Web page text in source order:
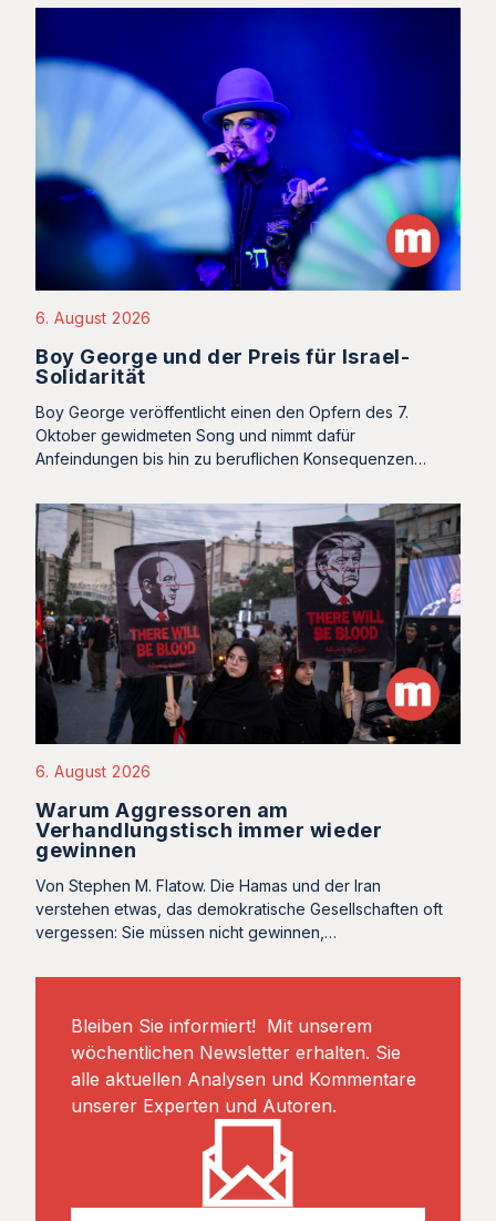
6. August 2026
Boy George und der Preis für Israel-
Solidarität
Boy George veröffentlicht einen den Opfern des 7.
Oktober gewidmeten Song und nimmt dafür
Anfeindungen bis hin zu beruflichen Konsequenzen…
6. August 2026
Warum Aggressoren am
Verhandlungstisch immer wieder
gewinnen
Von Stephen M. Flatow. Die Hamas und der Iran
verstehen etwas, das demokratische Gesellschaften oft
vergessen: Sie müssen nicht gewinnen,…
Bleiben Sie informiert! Mit unserem
wöchentlichen Newsletter erhalten. Sie
alle aktuellen Analysen und Kommentare
unserer Experten und Autoren.